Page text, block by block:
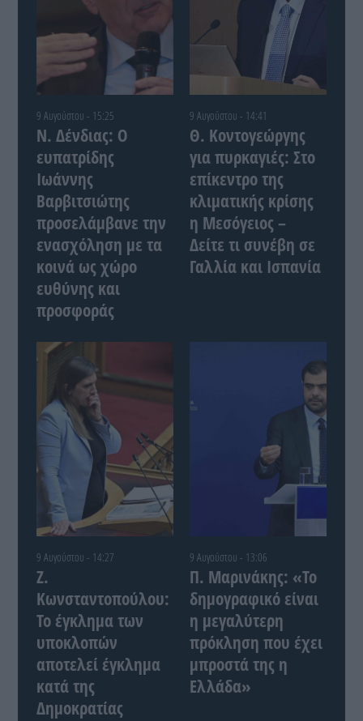
9 Αυγούστου - 15:25
Ν. Δένδιας: Ο
ευπατρίδης
Ιωάννης
Βαρβιτσιώτης
προσελάμβανε την
ενασχόληση με τα
κοινά ως χώρο
ευθύνης και
προσφοράς
9 Αυγούστου - 14:41
Θ. Κοντογεώργης
για πυρκαγιές: Στο
επίκεντρο της
κλιματικής κρίσης
η Μεσόγειος –
Δείτε τι συνέβη σε
Γαλλία και Ισπανία
9 Αυγούστου - 14:27
Ζ.
Κωνσταντοπούλου:
Το έγκλημα των
υποκλοπών
αποτελεί έγκλημα
κατά της
Δημοκρατίας
9 Αυγούστου - 13:06
Π. Μαρινάκης: «Το
δημογραφικό είναι
η μεγαλύτερη
πρόκληση που έχει
μπροστά της η
Ελλάδα»